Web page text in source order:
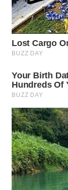
WN
BEKASI
WN
BOGOR
WN
DEPOK
WN
TAPANULI
UTARA
WN
SAMOSIR